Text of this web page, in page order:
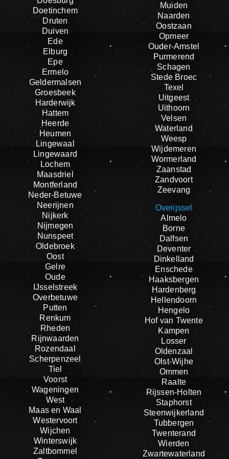
Doetinchem
Druten
Duiven
Ede
Elburg
Epe
Ermelo
Geldermalsen
Groesbeek
Harderwijk
Hattem
Heerde
Heumen
Lingewaal
Lingewaard
Lochem
Maasdriel
Montferland
Neder-Betuwe
Neerijnen
Nijkerk
Nijmegen
Nunspeet
Oldebroek
Oost
Gelre
Oude
IJsselstreek
Overbetuwe
Putten
Renkum
Rheden
Rijnwaarden
Rozendaal
Scherpenzeel
Tiel
Voorst
Wageningen
West
Maas en Waal
Westervoort
Wijchen
Winterswijk
Zaltbommel
Muiden
Naarden
Oostzaan
Opmeer
Ouder-Amstel
Purmerend
Schagen
Stede Broec
Texel
Uitgeest
Uithoorn
Velsen
Waterland
Weesp
Wijdemeren
Wormerland
Zaanstad
Zandvoort
Zeevang
Overijssel
Almelo
Borne
Dalfsen
Deventer
Dinkelland
Enschede
Haaksbergen
Hardenberg
Hellendoorn
Hengelo
Hof van Twente
Kampen
Losser
Oldenzaal
Olst-Wijhe
Ommen
Raalte
Rijssen-Holten
Staphorst
Steenwijkerland
Tubbergen
Twenterand
Wierden
Zwartewaterland